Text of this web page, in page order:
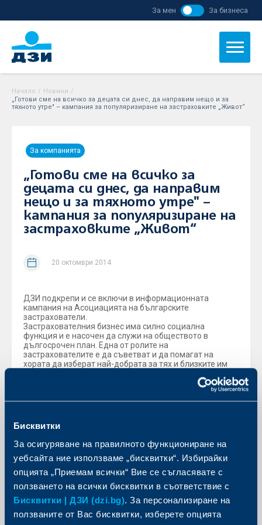
Бисквитки
За осигуряване на правилното функциониране на
уебсайта ние използваме „бисквитки“. Избирайки
опцията „Приемам всички“ Вие се съгласявате с
ползването на всички бисквитки в съответствие с
Бисквитки | ДЗИ (dzi.bg). За персонализиране на
ползваните от Вас бисквитки, изберете опцията
За мен За бизнеса
Начало / Новини /
„Готови сме на всичко за децата си днес, да направим нещо и за
тяхното утре" – кампания за популяризиране на застраховките „Живот“
За компанията
„Готови сме на всичко за
децата си днес, да направим
нещо и за тяхното утре" –
кампания за популяризиране на
застраховките „Живот“
20 октомври 2014
ДЗИ подкрепи и се включи в информационната
кампания на Асоциацията на българските
застрахователи.
Застрахователния бизнес има силно социална
функция и е насочен да служи на обществото в
дългосрочен план. Една от ролите на
застрахователите е да съветват и да помагат на
хората да изберат най-добрата за тях и близките им
информираността и застрахователната култура на
ситуации, обединени от мотото "
всичко за децата си днес, да направим нещо и за
тяхното утре“ се насочва вниманието на хората към
ползите и предимствата от притежаването на полица
„Живот“.
Кампанията е съпътствана от редица активности,
намерите настраницата на инициативата(линк -
http://www.mylifebg.com/) .